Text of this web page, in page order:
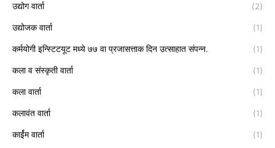
उद्योग वार्ता (2)
उद्योजक वार्ता (1)
कर्मयोगी इन्स्टिटयूट मध्ये ७७ वा प्रजासत्ताक दिन उत्साहात संपन्न. (1)
कला व संस्कृती वार्ता (1)
कला वार्ता (1)
कलावंत वार्ता (1)
कार्ईम वार्ता (1)